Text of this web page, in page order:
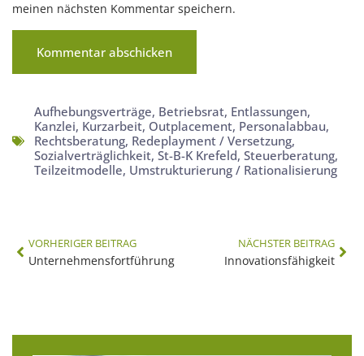
meinen nächsten Kommentar speichern.
Aufhebungsverträge, Betriebsrat, Entlassungen,
Kanzlei, Kurzarbeit, Outplacement, Personalabbau,
Rechtsberatung, Redeplayment / Versetzung,
Sozialverträglichkeit, St-B-K Krefeld, Steuerberatung,
Teilzeitmodelle, Umstrukturierung / Rationalisierung
VORHERIGER BEITRAG
Unternehmensfortführung
NÄCHSTER BEITRAG
Innovationsfähigkeit